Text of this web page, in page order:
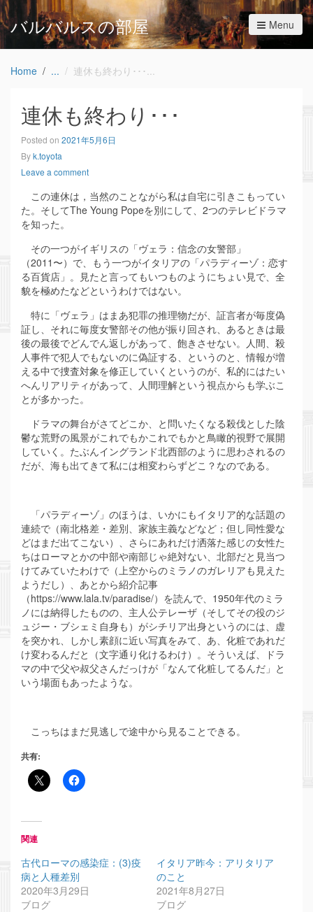
バルバルスの部屋 Menu
Home 連休も終わり･･･
連休も終わり･･･
Posted on 2021年5月6日
Byk.toyota
Leave a comment
この連休は，当然のことながら私は自宅に引きこもってい
た。そしてThe Young Popeを別にして、2つのテレビドラマ
を知った。
その一つがイギリスの「ヴェラ：信念の女警部」
（2011〜）で、もう一つがイタリアの「パラディーゾ：恋す
る百貨店」。見たと言ってもいつものようにちょい見で、全
貌を極めたなどというわけではない。
特に「ヴェラ」はまあ犯罪の推理物だが、証言者が毎度偽
証し、それに毎度女警部その他が振り回され、あるときは最
後の最後でどんでん返しがあって、飽きさせない。人間、殺
人事件で犯人でもないのに偽証する、というのと、情報が増
える中で捜査対象を修正していくというのが、私的にはたい
へんリアリティがあって、人間理解という視点からも学ぶこ
とが多かった。
ドラマの舞台がさてどこか、と問いたくなる殺伐とした陰
鬱な荒野の風景がこれでもかこれでもかと鳥瞰的視野で展開
していく。たぶんイングランド北西部のように思わされるの
だが、海も出てきて私には相変わらずどこ？なのである。
「パラディーゾ」のほうは、いかにもイタリア的な話題の
連続で（南北格差・差別、家族主義などなど；但し同性愛な
どはまだ出てこない）、さらにあれだけ洒落た感じの女性た
ちはローマとかの中部や南部じゃ絶対ない、北部だと見当つ
けてみていたわけで（上空からのミラノのガレリアも見えた
ようだし）、あとから紹介記事
（https://www.lala.tv/paradise/）を読んで、1950年代のミラ
ノには納得したものの、主人公テレーザ（そしてその役のジ
ュジー・ブシェミ自身も）がシチリア出身というのには、虚
を突かれ、しかし素顔に近い写真をみて、あ、化粧であれだ
け変わるんだと（文字通り化けるわけ）。そういえば、ドラ
マの中で父や叔父さんだっけが「なんて化粧してるんだ」と
いう場面もあったような。
こっちはまだ見逃しで途中から見ることできる。
共有:
関連
古代ローマの感染症：(3)疫
病と人種差別
2020年3月29日
ブログ
イタリア昨今：アリタリア
のこと
2021年8月27日
ブログ